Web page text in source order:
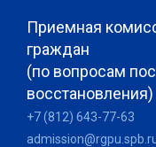
Приемная
граждан
(по вопросам
восстановления)
+7 (812) 643-77-63